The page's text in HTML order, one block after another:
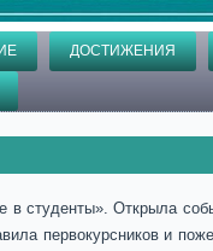
ДОСТИЖЕНИЯ
в студенты». Открыла
первокурсников и